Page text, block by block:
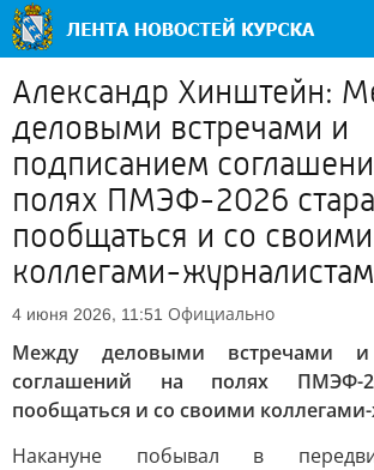
Александр Хинштейн:
деловыми встречами и
подписанием
полях ПМЭФ-2026
пообщаться и со своими
коллегами-
4 июня 2026, 11:51 Официально
Между деловыми встречами и
соглашений на полях ПМЭФ-
пообщаться и со своими
Накануне побывал в